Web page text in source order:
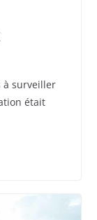
à surveiller
était